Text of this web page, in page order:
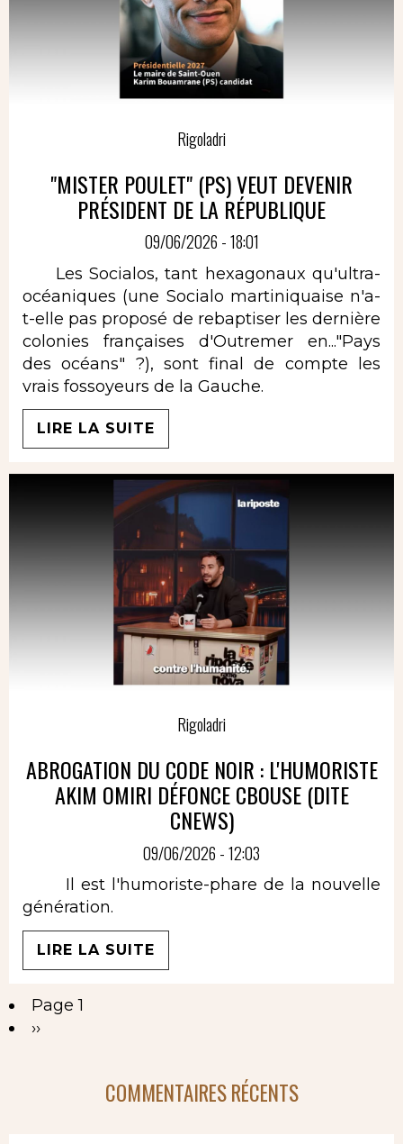
Rigoladri
"MISTER POULET" (PS) VEUT DEVENIR
PRÉSIDENT DE LA RÉPUBLIQUE
09/06/2026 - 18:01
Les Socialos, tant hexagonaux qu'ultra-
océaniques (une Socialo martiniquaise n'a-
t-elle pas proposé de rebaptiser les dernière
colonies françaises d'Outremer en..."Pays
des océans" ?), sont final de compte les
vrais fossoyeurs de la Gauche.
LIRE LA SUITE
Rigoladri
ABROGATION DU CODE NOIR : L'HUMORISTE
AKIM OMIRI DÉFONCE CBOUSE (DITE
CNEWS)
09/06/2026 - 12:03
Il est l'humoriste-phare de la nouvelle
génération.
LIRE LA SUITE
Pagination
Page 1
Page
››
COMMENTAIRES RÉCENTS